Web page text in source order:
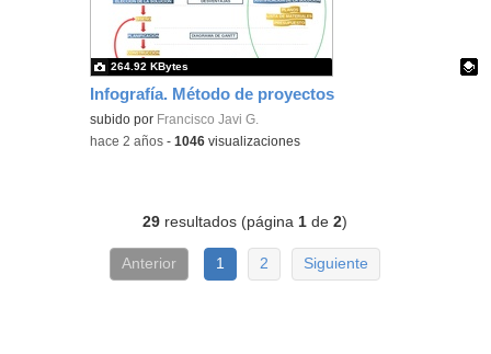
Infografía. Método de proyectos
Contenido educativo.
subido por Francisco Javi G.
264.92 KBytes
-hace 2 años -1046 visualizaciones
29 resultados (página 1 de2)
Anterior 1 2 Siguiente